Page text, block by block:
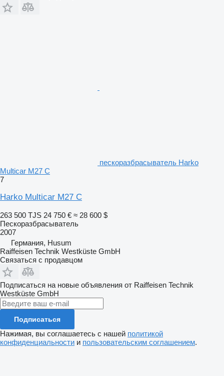
пескоразбрасыватель Harko
Multicar M27 C
7
Harko Multicar M27 C
263 500 TJS 24 750 € ≈ 28 600 $
Пескоразбрасыватель
2007
Германия, Husum
Raiffeisen Technik Westküste GmbH
Связаться с продавцом
Подписаться на новые объявления от Raiffeisen Technik
Westküste GmbH
Подписаться
Нажимая, вы соглашаетесь с нашей политикой
конфиденциальности и пользовательским соглашением.